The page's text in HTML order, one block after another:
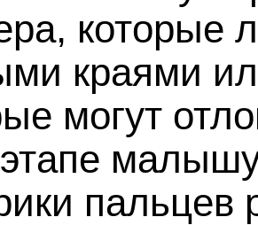
которые
краями
могут
пальцев